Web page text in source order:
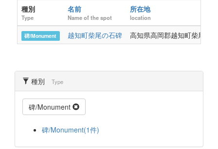
種別
Type
名前
Name of the spot
所在地
location
碑/Monument 越知町柴尾の石碑 高知県高岡郡越知町柴尾
種別 Type
碑/Monument
碑/Monument(1件)